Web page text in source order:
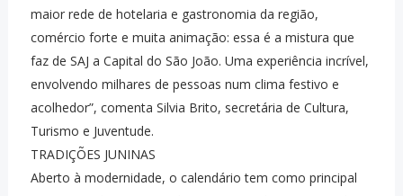
maior rede de hotelaria e gastronomia da região,
comércio forte e muita animação: essa é a mistura que
faz de SAJ a Capital do São João. Uma experiência incrível,
envolvendo milhares de pessoas num clima festivo e
acolhedor”, comenta Silvia Brito, secretária de Cultura,
Turismo e Juventude.
TRADIÇÕES JUNINAS
Aberto à modernidade, o calendário tem como principal